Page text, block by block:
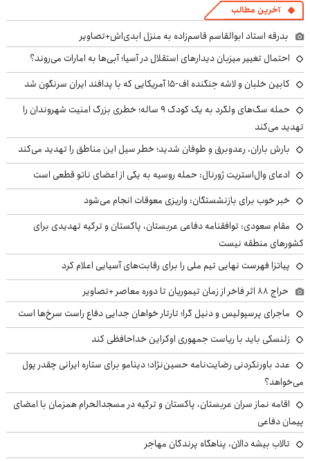
آخرین مطالب
بدرقه استاد ابوالقاسم قاسم‌زاده به منزل ابدی‌اش+تصاویر
احتمال تغییر میزبان دیدارهای استقلال در آسیا؛ آبی‌ها به امارات می‌روند؟
کابین خلبان و لاشه جنگنده اف-۱۵ آمریکایی که با پدافند ایران سرنگون شد
حمله سگ‌های ولگرد به یک کودک ۹ ساله؛ خطری بزرگ امنیت شهروندان را
تهدید می‌کند
بارش باران، رعدوبرق و طوفان شدید؛ خطر سیل این مناطق را تهدید می‌کند
ادعای وال‌استریت ژورنال: حمله روسیه به یکی از اعضای ناتو قطعی است
خبر خوب برای بازنشستگان: واریزی معوقات انجام می‌شود
مقام سعودی: توافقنامه دفاعی عربستان، پاکستان و ترکیه تهدیدی برای
کشورهای منطقه نیست
پیاتزا فهرست نهایی تیم ملی را برای رقابت‌های آسیایی اعلام کرد
حراج ۸۸ اثر فاخر از زمان تیموریان تا دوره معاصر +تصاویر
ماجرای پرسپولیس و دنیل گرا؛ تارتار خواهان جدایی دفاع راست سرخ‌ها است
زلنسکی باید با ریاست جمهوری اوکراین خداحافظی کند
عدد باورنکردنی رضایت‌نامه حسین‌نژاد؛ دینامو برای ستاره ایرانی چقدر پول
می‌خواهد؟
اقامه نماز سران عربستان، پاکستان و ترکیه در مسجدالحرام همزمان با امضای
پیمان دفاعی
تالاب بیشه دالان، پناهگاه پرندگان مهاجر